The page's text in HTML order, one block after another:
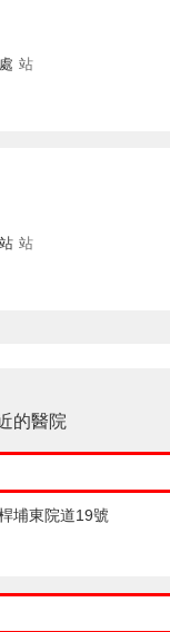
站
站
的醫院
埔東院道19號